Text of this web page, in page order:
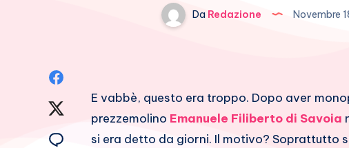
Da Redazione Novembre
Facebook
Condividi
E vabbè, questo era troppo. Dopo aver
prezzemolino Emanuele Filiberto di Savoia
si era detto da giorni. Il motivo? Soprattutto